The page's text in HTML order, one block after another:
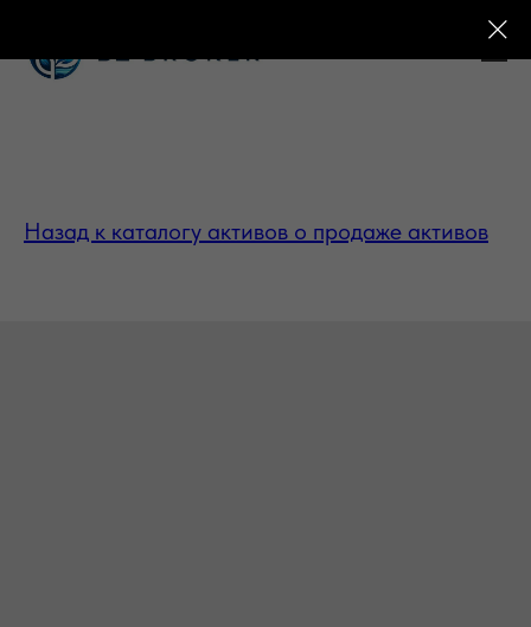
Назад к каталогу активов о продаже активов